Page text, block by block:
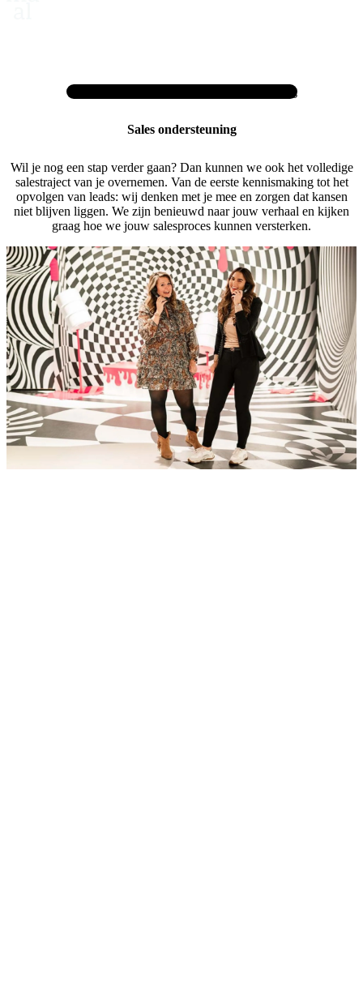
Sales ondersteuning
Sales ondersteuning
Wil je nog een stap verder gaan? Dan kunnen we ook het volledige
salestraject van je overnemen. Van de eerste kennismaking tot het
opvolgen van leads: wij denken met je mee en zorgen dat kansen
niet blijven liggen. We zijn benieuwd naar jouw verhaal en kijken
graag hoe we jouw salesproces kunnen versterken.